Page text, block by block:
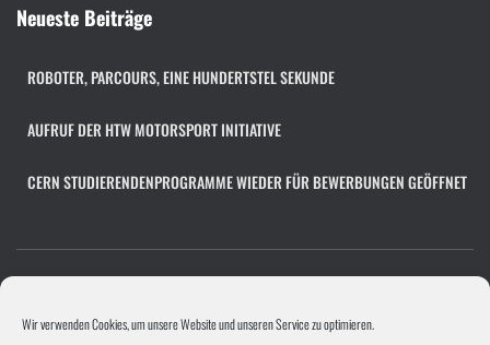
Wir verwenden Cookies, um unsere Website und unseren Service zu optimieren.
h
Neueste Beiträge
ROBOTER, PARCOURS, EINE HUNDERTSTEL SEKUNDE
AUFRUF DER HTW MOTORSPORT INITIATIVE
CERN STUDIERENDENPROGRAMME WIEDER FÜR BEWERBUNGEN GEÖFFNET